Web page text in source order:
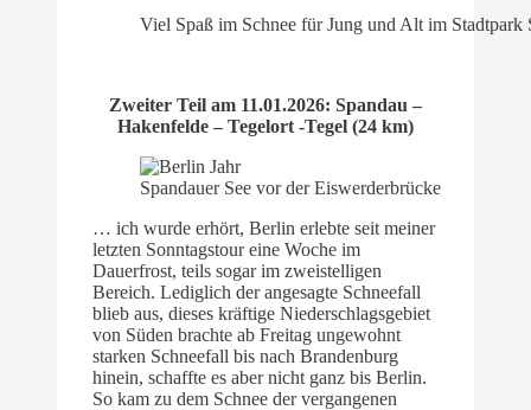
Viel Spaß im Schnee für Jung und Alt im Stadtpark
Zweiter Teil am 11.01.2026: Spandau –
Hakenfelde – Tegelort -Tegel (24 km)
Spandauer See vor der Eiswerderbrücke
… ich wurde erhört, Berlin erlebte seit meiner
letzten Sonntagstour eine Woche im
Dauerfrost, teils sogar im zweistelligen
Bereich. Lediglich der angesagte Schneefall
blieb aus, dieses kräftige Niederschlagsgebiet
von Süden brachte ab Freitag ungewohnt
starken Schneefall bis nach Brandenburg
hinein, schaffte es aber nicht ganz bis Berlin.
So kam zu dem Schnee der vergangenen